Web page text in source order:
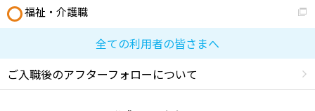
福祉・介護職
全ての利用者の皆さまへ
ご入職後のアフターフォローについて